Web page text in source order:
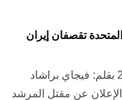
تقصفان إيران
بيبلزديساتش/ مدار: 01 آذار/ مارس 2026 بقلم: فيجاي براشاد
عن مقتل المرشد